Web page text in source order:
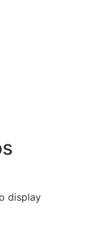
display